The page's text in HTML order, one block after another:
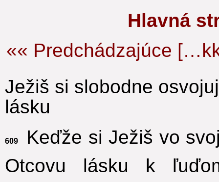
Hlavná
«« Predchádzajúce
Ježiš si slobodne
lásku
609
Keďže si Ježiš vo
Otcovu lásku k